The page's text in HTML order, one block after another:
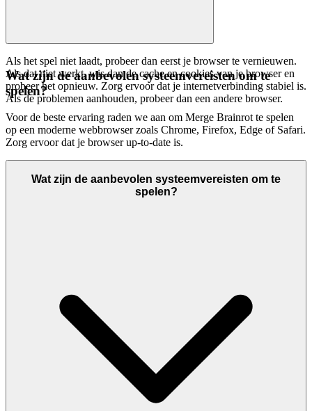
Als het spel niet laadt, probeer dan eerst je browser te vernieuwen.
Als dat niet werkt, wis dan de cache en cookies van je browser en
probeer het opnieuw. Zorg ervoor dat je internetverbinding stabiel is.
Als de problemen aanhouden, probeer dan een andere browser.
Wat zijn de aanbevolen systeemvereisten om te
spelen?
Voor de beste ervaring raden we aan om Merge Brainrot te spelen
op een moderne webbrowser zoals Chrome, Firefox, Edge of Safari.
Zorg ervoor dat je browser up-to-date is.
Wat zijn de aanbevolen systeemvereisten om te
spelen?